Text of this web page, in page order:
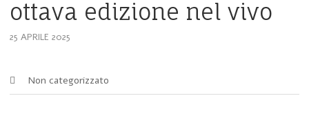
ottava edizione nel vivo
25 APRILE 2025
Non categorizzato